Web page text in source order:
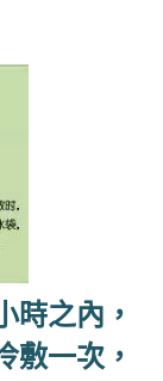
時之內，
敷一次，